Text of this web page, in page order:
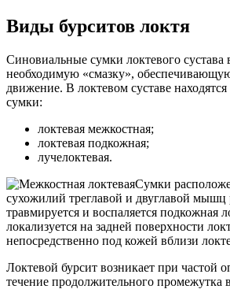
Виды бурситов локтя
Синовиальные сумки локтевого
необходимую «смазку»,
движение. В локтевом суставе
сумки:
локтевая межкостная;
локтевая подкожная;
лучелоктевая.
Сумки
сухожилий треглавой и двуглавой
травмируется и воспаляется подкожная
локализуется на задней поверхности
непосредственно под кожей вблизи
Локтевой бурсит возникает при частой
течение продолжительного промежутка